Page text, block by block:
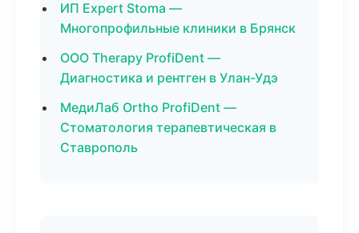
ИП Expert Stoma —
Многопрофильные клиники в Брянск
ООО Therapy ProfiDent —
Диагностика и рентген в Улан-Удэ
МедиЛаб Ortho ProfiDent —
Стоматология терапевтическая в
Ставрополь